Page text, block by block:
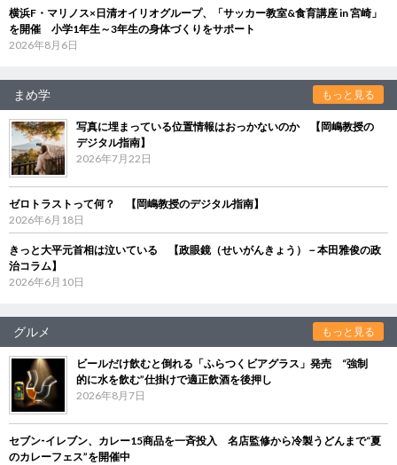
横浜F・マリノス×日清オイリオグループ、「サッカー教室&食育講座 in 宮崎」
を開催 小学1年生～3年生の身体づくりをサポート
2026年8月6日
まめ学 もっと見る
写真に埋まっている位置情報はおっかないのか 【岡嶋教授の
デジタル指南】
2026年7月22日
ゼロトラストって何？ 【岡嶋教授のデジタル指南】
2026年6月18日
きっと大平元首相は泣いている 【政眼鏡（せいがんきょう）－本田雅俊の政
治コラム】
2026年6月10日
グルメ もっと見る
ビールだけ飲むと倒れる「ふらつくビアグラス」発売 “強制
的に水を飲む”仕掛けで適正飲酒を後押し
2026年8月7日
セブン‐イレブン、カレー15商品を一斉投入 名店監修から冷製うどんまで“夏
のカレーフェス”を開催中